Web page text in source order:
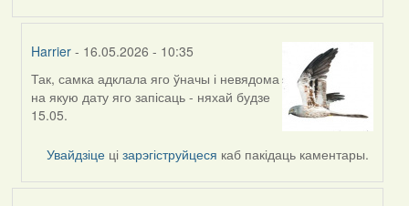
Harrier - 16.05.2026 - 10:35
In
reply
to
Ксения
Так, самка адклала яго ўначы і невядома
на якую дату яго запісаць - няхай будзе
15.05.
Увайдзіце цізарэгіструйцеся каб пакідаць каментары.